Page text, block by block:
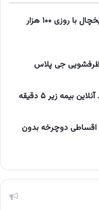
آگهی سرای ایرانی، خرید یخچال با روزی ۱۰۰ هزار
جی پلاس
بیمه زیر ۵ دقیقه
اقساطی دوچرخه بدون